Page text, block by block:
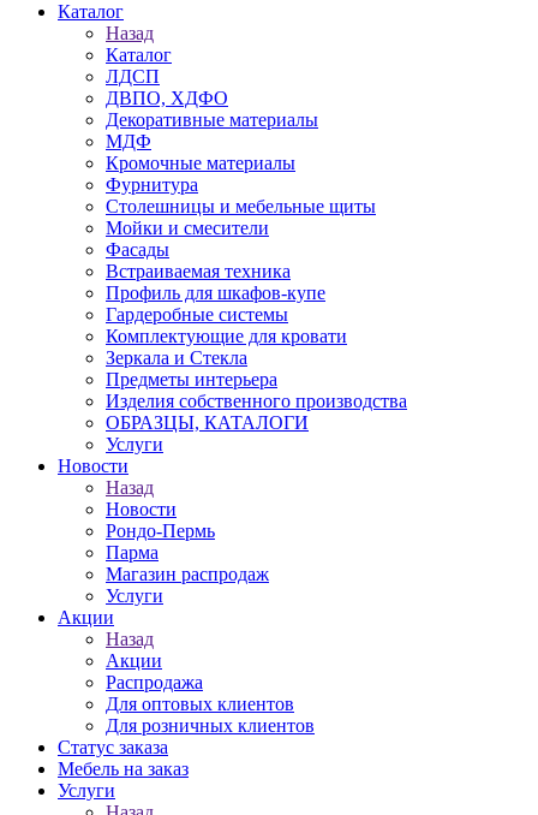
Каталог
Назад
Каталог
ЛДСП
ДВПО, ХДФО
Декоративные материалы
МДФ
Кромочные материалы
Фурнитура
Столешницы и мебельные щиты
Мойки и смесители
Фасады
Встраиваемая техника
Профиль для шкафов-купе
Гардеробные системы
Комплектующие для кровати
Зеркала и Стекла
Предметы интерьера
Изделия собственного производства
ОБРАЗЦЫ, КАТАЛОГИ
Услуги
Новости
Назад
Новости
Рондо-Пермь
Парма
Магазин распродаж
Услуги
Акции
Назад
Акции
Распродажа
Для оптовых клиентов
Для розничных клиентов
Статус заказа
Мебель на заказ
Услуги